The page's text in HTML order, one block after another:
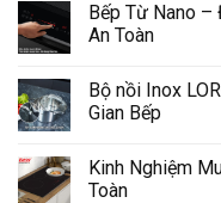
Bếp Từ Nano –
An Toàn
Bộ nồi Inox
Gian Bếp
Kinh Nghiệm
Toàn